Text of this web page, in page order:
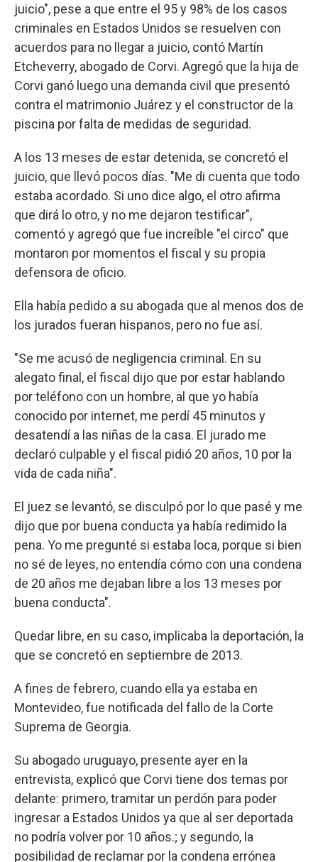
juicio", pese a que entre el 95 y 98% de los casos
criminales en Estados Unidos se resuelven con
acuerdos para no llegar a juicio, contó Martín
Etcheverry, abogado de Corvi. Agregó que la hija de
Corvi ganó luego una demanda civil que presentó
contra el matrimonio Juárez y el constructor de la
piscina por falta de medidas de seguridad.
A los 13 meses de estar detenida, se concretó el
juicio, que llevó pocos días. "Me di cuenta que todo
estaba acordado. Si uno dice algo, el otro afirma
que dirá lo otro, y no me dejaron testificar",
comentó y agregó que fue increíble "el circo" que
montaron por momentos el fiscal y su propia
defensora de oficio.
Ella había pedido a su abogada que al menos dos de
los jurados fueran hispanos, pero no fue así.
"Se me acusó de negligencia criminal. En su
alegato final, el fiscal dijo que por estar hablando
por teléfono con un hombre, al que yo había
conocido por internet, me perdí 45 minutos y
desatendí a las niñas de la casa. El jurado me
declaró culpable y el fiscal pidió 20 años, 10 por la
vida de cada niña".
El juez se levantó, se disculpó por lo que pasé y me
dijo que por buena conducta ya había redimido la
pena. Yo me pregunté si estaba loca, porque si bien
no sé de leyes, no entendía cómo con una condena
de 20 años me dejaban libre a los 13 meses por
buena conducta".
Quedar libre, en su caso, implicaba la deportación, la
que se concretó en septiembre de 2013.
A fines de febrero, cuando ella ya estaba en
Montevideo, fue notificada del fallo de la Corte
Suprema de Georgia.
Su abogado uruguayo, presente ayer en la
entrevista, explicó que Corvi tiene dos temas por
delante: primero, tramitar un perdón para poder
ingresar a Estados Unidos ya que al ser deportada
no podría volver por 10 años.; y segundo, la
posibilidad de reclamar por la condena errónea